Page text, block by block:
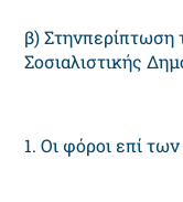
β) Στηνπερίπτωση
Σοσιαλιστικής
1. Oι φόροι επί